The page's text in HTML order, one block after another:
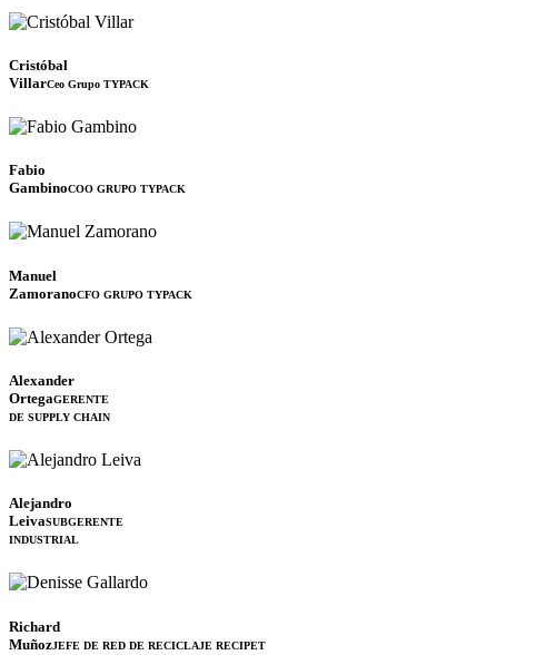
Cristóbal
VillarCeo Grupo TYPACK
Fabio
GambinoCOO GRUPO TYPACK
Manuel
ZamoranoCFO GRUPO TYPACK
Alexander
OrtegaGERENTE
DE SUPPLY CHAIN
Alejandro
LeivaSUBGERENTE
INDUSTRIAL
Richard
MuñozJEFE DE RED DE RECICLAJE RECIPET